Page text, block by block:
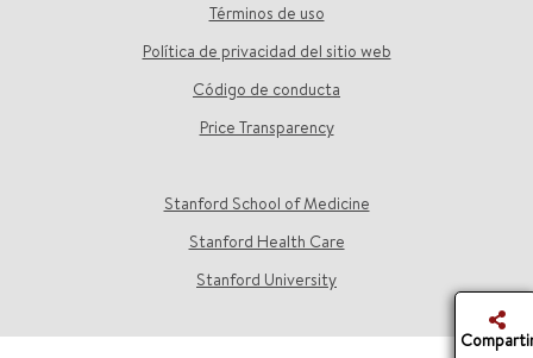
Términos de uso
Política de privacidad del sitio web
Código de conducta
Price Transparency
Stanford School of Medicine
Stanford Health Care
Stanford University